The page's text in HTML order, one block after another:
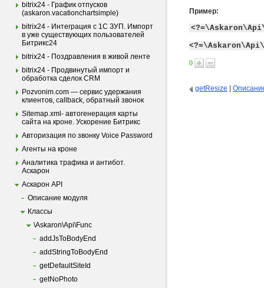
bitrix24 - График отпусков
(askaron.vacationchartsimple)
bitrix24 - Интеграция c 1С ЗУП. Импорт
в уже существующих пользователей
Битрикс24
bitrix24 - Поздравления в живой ленте
bitrix24 - Продвинутый импорт и
обработка сделок CRM
Pozvonim.com — сервис удержания
клиентов, callback, обратный звонок
Sitemap.xml- автогенерация карты
сайта на кроне. Ускорение Битрикс
Авторизация по звонку Voice Password
Агенты на кроне
Аналитика трафика и антибот.
Аскарон
Аскарон API
Описание модуля
Классы
\Askaron\Api\Func
addJsToBodyEnd
addStringToBodyEnd
getDefaultSiteId
getNoPhoto
Пример:
0
getResize